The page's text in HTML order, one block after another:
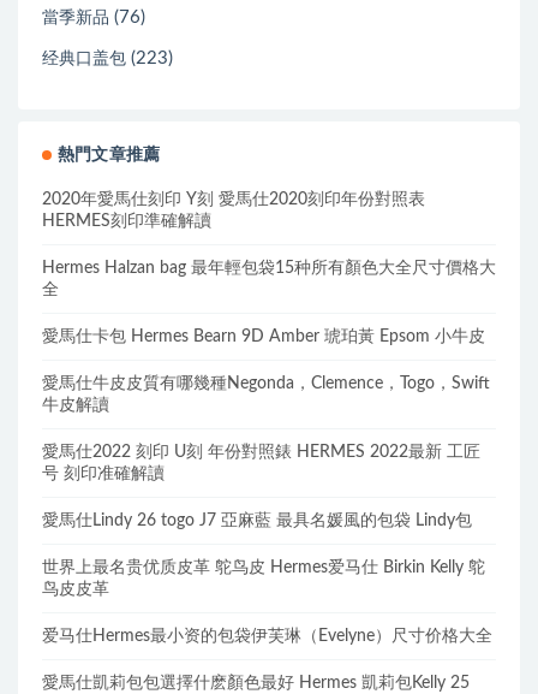
當季新品 (76)
经典口盖包 (223)
熱門文章推薦
2020年愛馬仕刻印 Y刻 愛馬仕2020刻印年份對照表
HERMES刻印準確解讀
Hermes Halzan bag 最年輕包袋15种所有顏色大全尺寸價格大
全
愛馬仕卡包 Hermes Bearn 9D Amber 琥珀黃 Epsom 小牛皮
愛馬仕牛皮皮質有哪幾種Negonda，Clemence，Togo，Swift
牛皮解讀
愛馬仕2022 刻印 U刻 年份對照錶 HERMES 2022最新 工匠
号 刻印准確解讀
愛馬仕Lindy 26 togo J7 亞麻藍 最具名媛風的包袋 Lindy包
世界上最名贵优质皮革 鸵鸟皮 Hermes爱马仕 Birkin Kelly 鸵
鸟皮皮革
爱马仕Hermes最小资的包袋伊芙琳（Evelyne）尺寸价格大全
愛馬仕凱莉包包選擇什麽顏色最好 Hermes 凱莉包Kelly 25